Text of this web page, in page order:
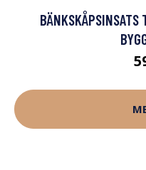
BÄNKSKÅPSINSATS